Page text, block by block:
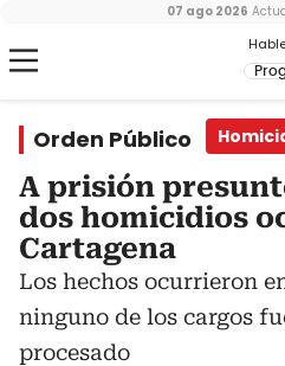
07 ago 2026
Orden Público
A prisión
dos homicidios
Cartagena
Los hechos ocurrieron
ninguno de los cargos
procesado